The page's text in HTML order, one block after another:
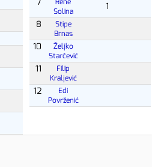
Solina
1
8
Stipe
Brnas
10
Željko
Starčević
11
Filip
Kraljević
12
Edi
Povrženić